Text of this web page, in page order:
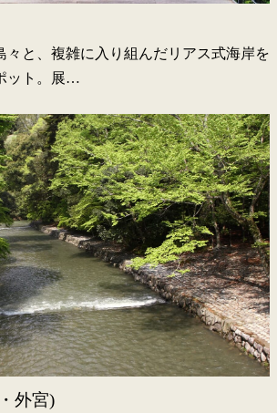
々と、複雑に入り組んだリアス式海岸を
ット。展…
外宮)